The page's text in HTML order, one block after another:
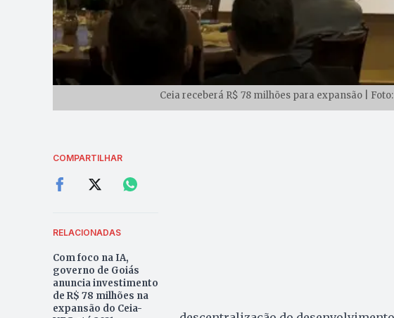
Ceia receberá R$ 78 milhões para expansão |
COMPARTILHAR
RELACIONADAS
Com foco na IA,
governo de Goiás
anuncia investimento
de R$ 78 milhões na
expansão do Ceia-